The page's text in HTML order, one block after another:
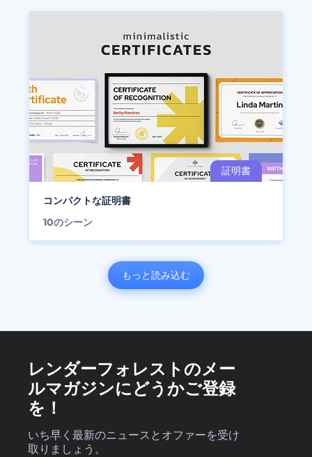
コンパクトな証明書
10のシーン
もっと読み込む
レンダーフォレストのメー
ルマガジンにどうかご登録
を！
いち早く最新のニュースとオファーを受け
取りましょう。